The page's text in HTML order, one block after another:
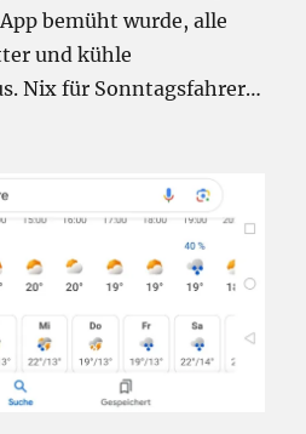
bemüht wurde, alle
und kühle
Nix für Sonntagsfahrer…